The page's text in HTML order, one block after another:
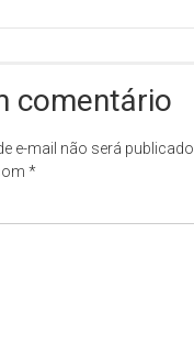
comentário
e-mail não será publicado.
*